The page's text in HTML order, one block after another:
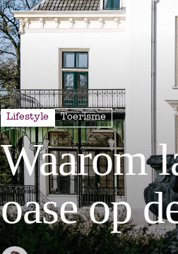
Lifestyle Toerisme
Waarom
oase op